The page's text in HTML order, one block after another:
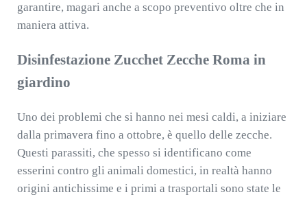
garantire, magari anche a scopo preventivo oltre che in
maniera attiva.
Disinfestazione Zucchet Zecche Roma in
giardino
Uno dei problemi che si hanno nei mesi caldi, a iniziare
dalla primavera fino a ottobre, è quello delle zecche.
Questi parassiti, che spesso si identificano come
esserini contro gli animali domestici, in realtà hanno
origini antichissime e i primi a trasportali sono state le